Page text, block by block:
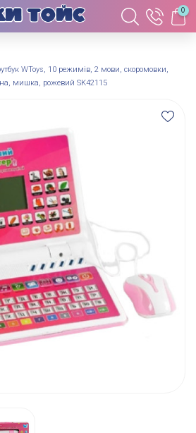
0
WToys, 10 режимів, 2 мови, скоромовки,
мишка, рожевий SK42115